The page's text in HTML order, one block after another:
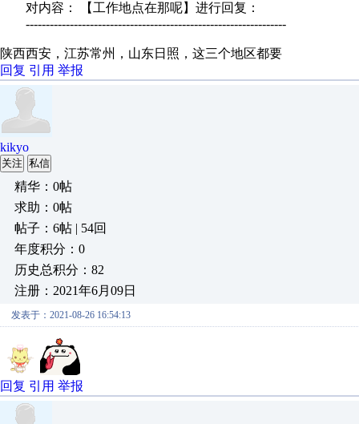
对内容： 【工作地点在那呢】进行回复：
-----------------------------------------------------------------
陕西西安，江苏常州，山东日照，这三个地区都要
回复 引用 举报
kikyo
关注 私信
精华：0帖
求助：0帖
帖子：6帖 | 54回
年度积分：0
历史总积分：82
注册：2021年6月09日
发表于：2021-08-26 16:54:13
回复 引用 举报